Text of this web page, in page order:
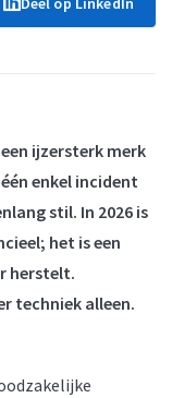
ijzersterk merk
enkel incident
stil. In 2026 is
het is een
herstelt.
techniek alleen.